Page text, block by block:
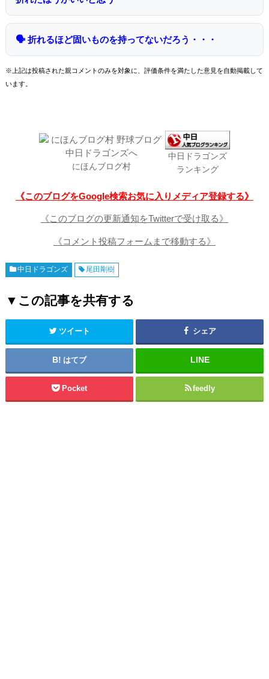
🗣 折れるほど固いものを持ってないだろう・・・
※上記は投稿された親コメントのみを対象に、評価条件を満たした意見を自動掲載して
います。
にほんブログ村
中日ドラゴンズ
ランキング
《このブログをGoogle検索お気に入りメディア登録する》
《このブログの更新通知をTwitterで受け取る》
《コメント投稿フォームまで移動する》
中日ドラゴンズ 尾田剛樹
▼この記事を共有する
ツイート シェア
はてブ
Pocket feedly